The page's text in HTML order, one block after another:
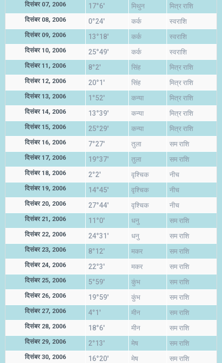
दिसंबर 07, 2006 17°6' मिथुन मित्र राशि
दिसंबर 08, 2006 0°24' कर्क स्वराशि
दिसंबर 09, 2006 13°18' कर्क स्वराशि
दिसंबर 10, 2006 25°49' कर्क स्वराशि
दिसंबर 11, 2006 8°2' सिंह मित्र राशि
दिसंबर 12, 2006 20°1' सिंह मित्र राशि
दिसंबर 13, 2006 1°52' कन्या मित्र राशि
दिसंबर 14, 2006 13°39' कन्या मित्र राशि
दिसंबर 15, 2006 25°29' कन्या मित्र राशि
दिसंबर 16, 2006 7°27' तुला सम राशि
दिसंबर 17, 2006 19°37' तुला सम राशि
दिसंबर 18, 2006 2°2' वृश्चिक नीच
दिसंबर 19, 2006 14°45' वृश्चिक नीच
दिसंबर 20, 2006 27°44' वृश्चिक नीच
दिसंबर 21, 2006 11°0' धनु सम राशि
दिसंबर 22, 2006 24°31' धनु सम राशि
दिसंबर 23, 2006 8°12' मकर सम राशि
दिसंबर 24, 2006 22°3' मकर सम राशि
दिसंबर 25, 2006 5°59' कुंभ सम राशि
दिसंबर 26, 2006 19°59' कुंभ सम राशि
दिसंबर 27, 2006 4°1' मीन सम राशि
दिसंबर 28, 2006 18°6' मीन सम राशि
दिसंबर 29, 2006 2°13' मेष सम राशि
दिसंबर 30, 2006 16°20' मेष सम राशि